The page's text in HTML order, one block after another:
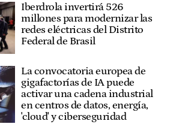
Iberdrola invertirá 526
millones para modernizar las
redes eléctricas del Distrito
Federal de Brasil
La convocatoria europea de
gigafactorías de IA puede
activar una cadena industrial
en centros de datos, energía,
'cloud' y ciberseguridad